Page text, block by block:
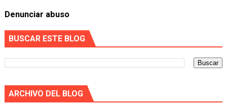
Denunciar abuso
BUSCAR ESTE BLOG
ARCHIVO DEL BLOG